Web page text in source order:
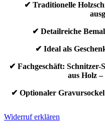
✔ Traditionelle
✔ Detailreiche
✔ Ideal als
✔ Fachgeschäft: Schnitzer-
aus Holz
✔ Optionaler
Widerruf erklären